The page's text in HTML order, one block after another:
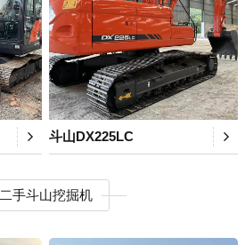
斗山DX225LC
二手斗山挖掘机